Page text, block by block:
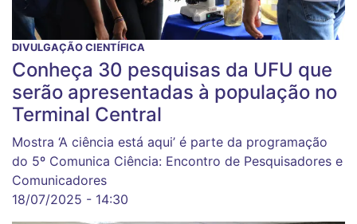
DIVULGAÇÃO CIENTÍFICA
Conheça 30 pesquisas da UFU que
serão apresentadas à população no
Terminal Central
Mostra ‘A ciência está aqui’ é parte da programação
do 5º Comunica Ciência: Encontro de Pesquisadores e
Comunicadores
18/07/2025 - 14:30